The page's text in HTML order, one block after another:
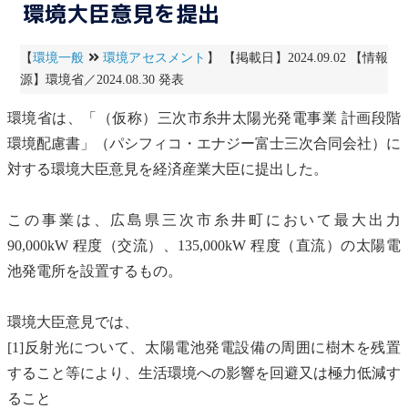
環境大臣意見を提出
【環境一般 環境アセスメント 】 【掲載日】2024.09.02 【情報
源】環境省／2024.08.30 発表
環境省は、「（仮称）三次市糸井太陽光発電事業 計画段階
環境配慮書 」（パシフィコ・エナジー富士三次合同会社）に
対する環境大臣意見を経済産業大臣に提出した。
この事業は、広島県三次市糸井町において最大出力
90,000kW 程度（交流）、135,000kW 程度（直流）の太陽電
池発電所を設置するもの。
環境大臣意見では、
[1]反射光について、 太陽電池発電設備の周囲に樹木を残置
すること等により、生活環境への影響を回避又は極力低減す
ること